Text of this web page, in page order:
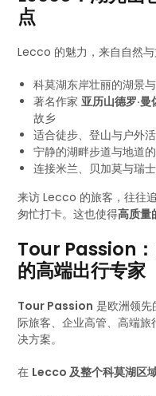
点
Lecco 的魅力，来自自然与
科莫湖东岸壮丽的湖景
著名作家亚历山德罗·
故乡
适合徒步、登山与户外
宁静的湖畔步道与地道
连接米兰、贝加莫与瑞
来访 Lecco 的旅客，往往
匆忙打卡。这也使得高质量
Tour Passion
的高端出行专家
Tour Passion 是欧洲领先
际旅客、企业高管、高端
决方案。
在 Lecco 及整个科莫湖区